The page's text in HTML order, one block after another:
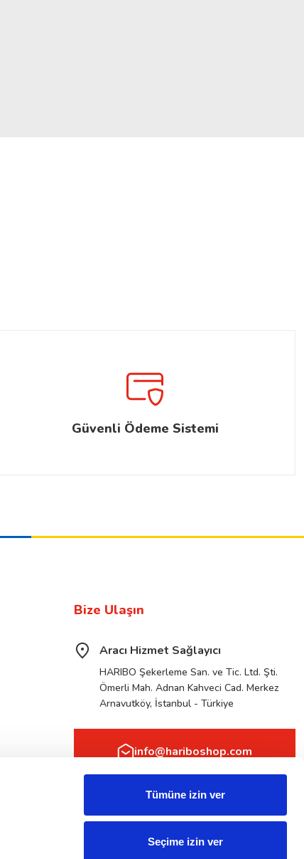
Tümüne izin ver
Seçime izin ver
Güvenli Ödeme Sistemi
Bize Ulaşın
Aracı Hizmet Sağlayıcı
HARIBO Şekerleme San. ve Tic. Ltd. Şti.
Ömerli Mah. Adnan Kahveci Cad. Merkez
Arnavutköy, İstanbul - Türkiye
info@hariboshop.com